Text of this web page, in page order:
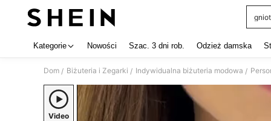
Kategorie Nowości Szac. 3 dni rob. Odzież damska
Dom / Biżuteria i Zegarki / Indywidualna biżuteria modowa /
Video